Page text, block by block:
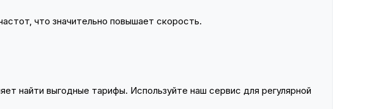
что значительно повышает скорость.
найти выгодные тарифы. Используйте наш сервис для регулярной